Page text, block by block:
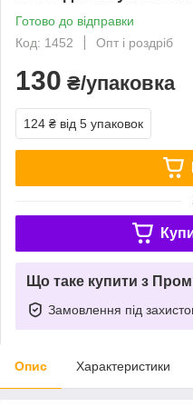
Готово до відправки
Код: 1452
Опт і роздріб
130 ₴/упаковка
124 ₴ від 5 упаковок
Що таке купити з
Замовлення під
Опис Характеристики